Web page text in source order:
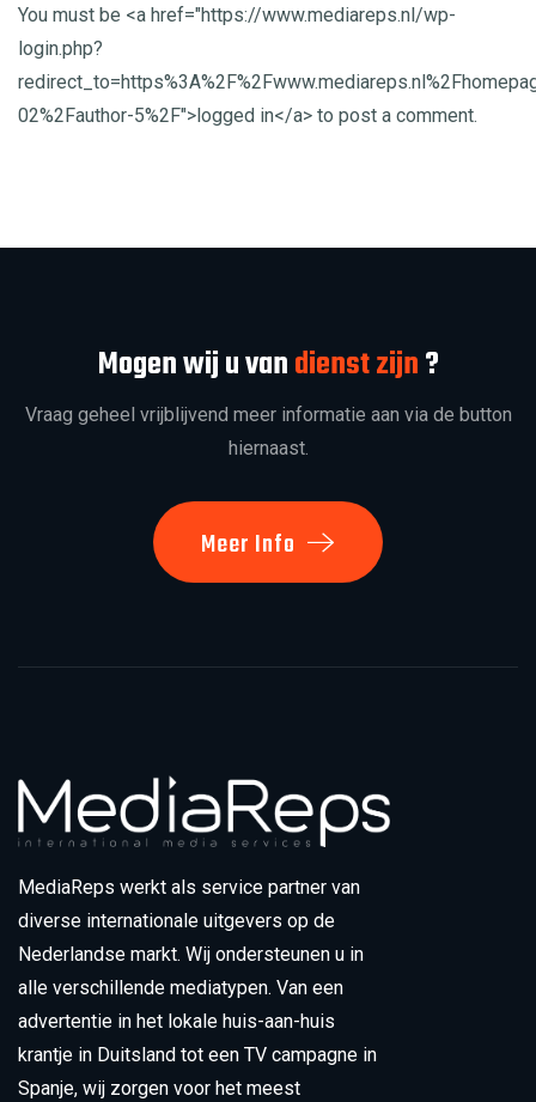
You must be <a href="https://www.mediareps.nl/wp-
login.php?
02%2Fauthor-5%2F">logged in</a> to post a comment.
Mogen wij u vandienst zijn?
Vraag geheel vrijblijvend meer informatie aan via de button
hiernaast.
Meer Info
MediaReps werkt als service partner van
diverse internationale uitgevers op de
Nederlandse markt. Wij ondersteunen u in
alle verschillende mediatypen. Van een
advertentie in het lokale huis-aan-huis
krantje in Duitsland tot een TV campagne in
Spanje, wij zorgen voor het meest